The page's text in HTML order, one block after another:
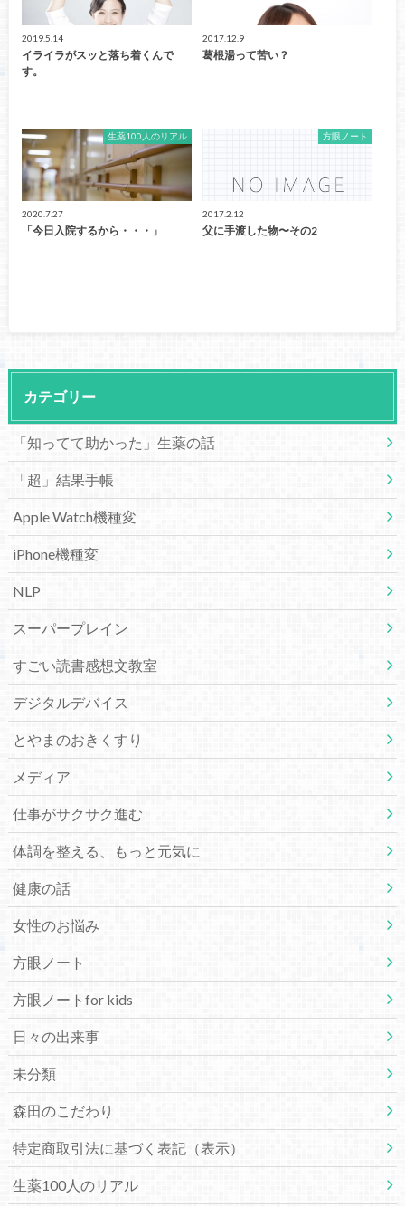
2019.5.14
イライラがスッと落ち着くんで
す。
2017.12.9
葛根湯って苦い？
生薬100人のリアル
2020.7.27
「今日入院するから・・・」
方眼ノート
2017.2.12
父に手渡した物〜その2
カテゴリー
「知ってて助かった」生薬の話
「超」結果手帳
Apple Watch機種変
iPhone機種変
NLP
スーパープレイン
すごい読書感想文教室
デジタルデバイス
とやまのおきくすり
メディア
仕事がサクサク進む
体調を整える、もっと元気に
健康の話
女性のお悩み
方眼ノート
方眼ノートfor kids
日々の出来事
未分類
森田のこだわり
特定商取引法に基づく表記（表示）
生薬100人のリアル